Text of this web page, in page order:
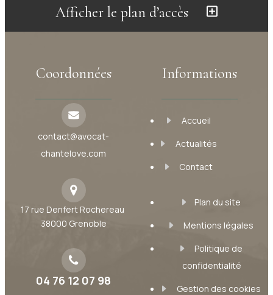
Afficher le plan d’accès
Coordonnées
contact@avocat-
chantelove.com
17 rue Denfert Rochereau
38000 Grenoble
04 76 12 07 98
Informations
Accueil
Actualités
Contact
Plan du site
Mentions légales
Politique de
confidentialité
Gestion des cookies